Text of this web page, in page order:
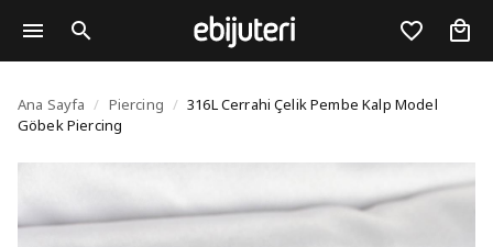
316L Cerrahi Çelik
Ana Sayfa / Piercing / 316L Cerrahi Çelik Pembe Kalp Model
Göbek Piercing